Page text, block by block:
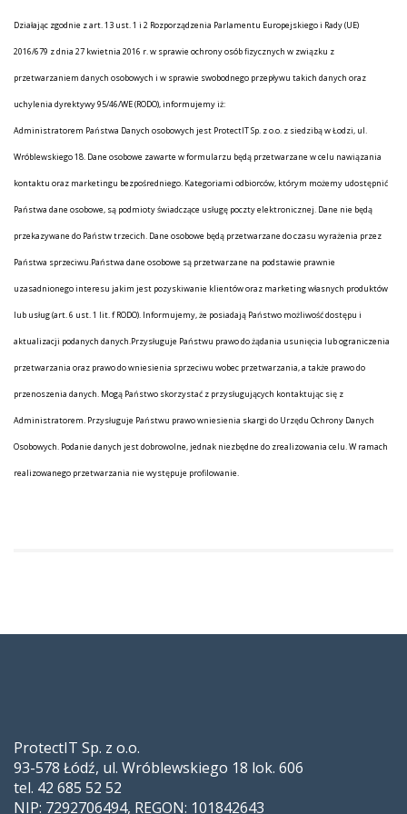
Działając zgodnie z art. 13 ust. 1 i 2 Rozporządzenia Parlamentu Europejskiego i Rady (UE)
2016/679 z dnia 27 kwietnia 2016 r. w sprawie ochrony osób fizycznych w związku z
przetwarzaniem danych osobowych i w sprawie swobodnego przepływu takich danych oraz
uchylenia dyrektywy 95/46/WE (RODO), informujemy iż:
Administratorem Państwa Danych osobowych jest ProtectIT Sp. z o.o. z siedzibą w Łodzi, ul.
Wróblewskiego 18. Dane osobowe zawarte w formularzu będą przetwarzane w celu nawiązania
kontaktu oraz marketingu bezpośredniego. Kategoriami odbiorców, którym możemy udostępnić
Państwa dane osobowe, są podmioty świadczące usługę poczty elektronicznej. Dane nie będą
przekazywane do Państw trzecich. Dane osobowe będą przetwarzane do czasu wyrażenia przez
Państwa sprzeciwu.Państwa dane osobowe są przetwarzane na podstawie prawnie
uzasadnionego interesu jakim jest pozyskiwanie klientów oraz marketing własnych produktów
lub usług (art. 6 ust. 1 lit. f RODO). Informujemy, że posiadają Państwo możliwość dostępu i
aktualizacji podanych danych.Przysługuje Państwu prawo do żądania usunięcia lub ograniczenia
przetwarzania oraz prawo do wniesienia sprzeciwu wobec przetwarzania, a także prawo do
przenoszenia danych. Mogą Państwo skorzystać z przysługujących kontaktując się z
Administratorem. Przysługuje Państwu prawo wniesienia skargi do Urzędu Ochrony Danych
Osobowych. Podanie danych jest dobrowolne, jednak niezbędne do zrealizowania celu. W ramach
realizowanego przetwarzania nie występuje profilowanie.
ProtectIT Sp. z o.o.
93-578 Łódź, ul. Wróblewskiego 18 lok. 606
tel. 42 685 52 52
NIP: 7292706494, REGON: 101842643